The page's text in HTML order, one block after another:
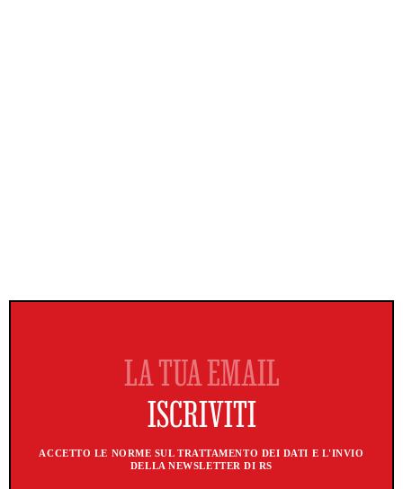
ACCETTO LE NORME SUL TRATTAMENTO DEI DATI E L'INVIO
DELLA NEWSLETTER DI RS